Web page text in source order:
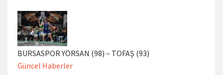
BURSASPOR YÖRSAN (98) – TOFAŞ (93)
Güncel Haberler